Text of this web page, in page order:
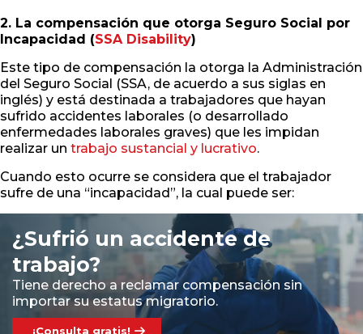
2. La compensación que otorga Seguro Social por
Incapacidad (SSA Disability)
Este tipo de compensación la otorga la Administración
del Seguro Social (SSA, de acuerdo a sus siglas en
inglés) y está destinada a trabajadores que hayan
sufrido accidentes laborales (o desarrollado
enfermedades laborales graves) que les impidan
realizar un trabajo sustancial y lucrativo.
Cuando esto ocurre se considera que el trabajador
sufre de una “incapacidad”, la cual puede ser:
¿Sufrió un accidente de
trabajo?
Tiene derecho a reclamar compensación sin
importar su estatus migratorio.
¡Consulta gratis!